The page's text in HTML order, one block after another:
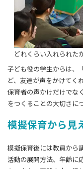
どれくらい入れられた
子ども役の学生からは、
ど、友達が声をかけてく
保育者の声かけだけでな
をつくることの大切さに
模擬保育から見
模擬保育後には教員から
活動の展開方法、年齢に